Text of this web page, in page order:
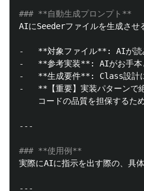
### **自動生成プロンプト**
-
**対象ファイル**
-
**参考実装**
-
**生成要件**
-
**【重要】実装パターンで
### **使用例**